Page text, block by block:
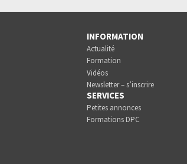
INFORMATION
Actualité
Formation
Vidéos
Newsletter – s’inscrire
SERVICES
Petites annonces
Formations DPC